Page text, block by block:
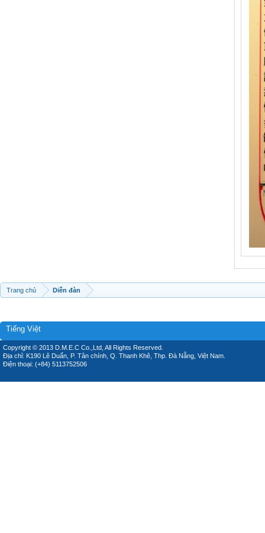
Trang chủ Diễn đàn
Tiếng Việt
Copyright © 2013 D.M.E.C Co.,Ltd, All Rights Reserved.
Địa chỉ: K190 Lê Duẩn, P. Tân chính, Q. Thanh Khê, Thp. Đà Nẵng, Việt Nam.
Điện thoại: (+84) 5113752506